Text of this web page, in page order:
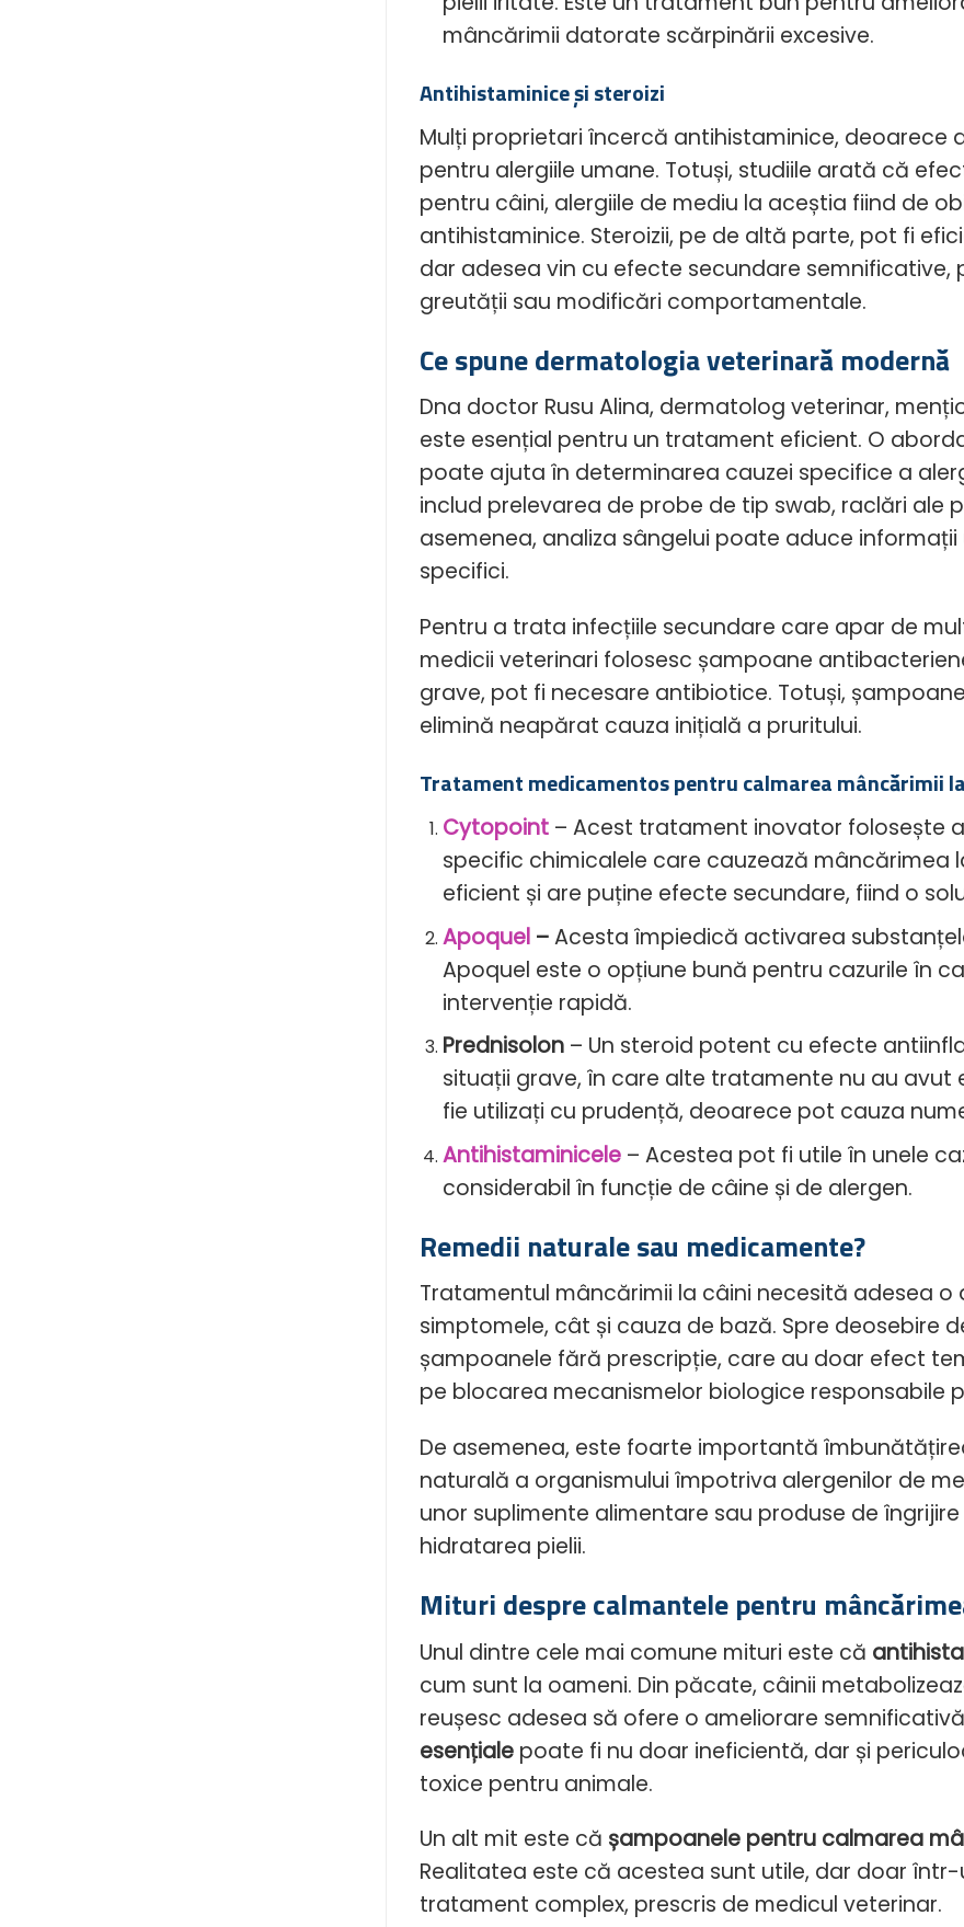
mâncărimii datorate scărpinării excesive.
Antihistaminice și steroizi
Mulți proprietari încercă antihistaminice, deoarece
pentru alergiile umane. Totuși, studiile arată că
pentru câini, alergiile de mediu la aceștia fiind de
antihistaminice. Steroizii, pe de altă parte, pot fi
dar adesea vin cu efecte secundare semnificative,
greutății sau modificări comportamentale.
Ce spune dermatologia veterinară modernă
Dna doctor Rusu Alina, dermatolog veterinar,
este esențial pentru un tratament eficient. O
poate ajuta în determinarea cauzei specifice a
includ prelevarea de probe de tip swab, raclări ale
asemenea, analiza sângelui poate aduce
specifici.
Pentru a trata infecțiile secundare care apar de
medicii veterinari folosesc șampoane
grave, pot fi necesare antibiotice. Totuși,
elimină neapărat cauza inițială a pruritului.
Tratament medicamentos pentru calmarea mâncărimii
Cytopoint– Acest tratament inovator folosește
specific chimicalele care cauzează mâncărimea
eficient și are puține efecte secundare, fiind o
Apoquel–Acesta împiedică activarea
Apoquel este o opțiune bună pentru cazurile în
intervenție rapidă.
Prednisolon– Un steroid potent cu efecte
situații grave, în care alte tratamente nu au avut
fie utilizați cu prudență, deoarece pot cauza
Antihistaminicele– Acestea pot fi utile în unele
considerabil în funcție de câine și de alergen.
Remedii naturale sau medicamente?
Tratamentul mâncărimii la câini necesită adesea
simptomele, cât și cauza de bază. Spre deosebire
șampoanele fără prescripție, care au doar efect
pe blocarea mecanismelor biologice responsabile
De asemenea, este foarte importantă
naturală a organismului împotriva alergenilor de
unor suplimente alimentare sau produse de
hidratarea pielii.
Mituri despre calmantele pentru
Unul dintre cele mai comune mituri este că
cum sunt la oameni. Din păcate, câinii
reușesc adesea să ofere o ameliorare
esențiale poate fi nu doar ineficientă, dar și
toxice pentru animale.
Un alt mit este că șampoanele pentru calmarea
Realitatea este că acestea sunt utile, dar doar
tratament complex, prescris de medicul veterinar.